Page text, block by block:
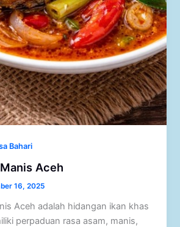
Bahari
Aceh
16, 2025
Aceh adalah hidangan ikan khas
perpaduan rasa asam, manis,